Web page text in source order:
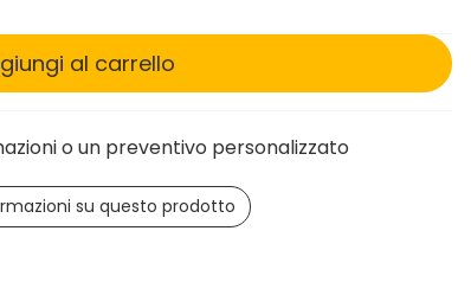
al carrello
o un preventivo personalizzato
su questo prodotto